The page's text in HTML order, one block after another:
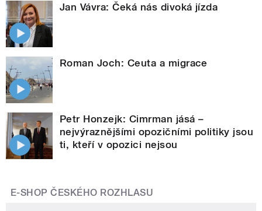
Jan Vávra: Čeká nás divoká jízda
Roman Joch: Ceuta a migrace
Petr Honzejk: Cimrman jásá –
nejvýraznějšími opozičními politiky jsou
ti, kteří v opozici nejsou
E-SHOP ČESKÉHO ROZHLASU